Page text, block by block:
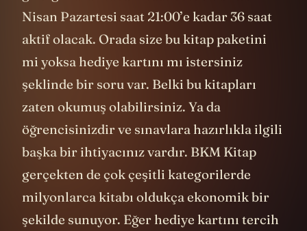
Nisan Pazartesi saat 21:00’e kadar 36 saat
aktif olacak. Orada size bu kitap paketini
mi yoksa hediye kartını mı istersiniz
şeklinde bir soru var. Belki bu kitapları
zaten okumuş olabilirsiniz. Ya da
öğrencisinizdir ve sınavlara hazırlıkla ilgili
başka bir ihtiyacınız vardır. BKM Kitap
gerçekten de çok çeşitli kategorilerde
milyonlarca kitabı oldukça ekonomik bir
şekilde sunuyor. Eğer hediye kartını tercih